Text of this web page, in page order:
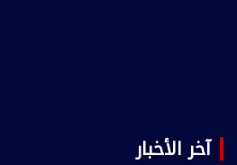
آخر الأخبار